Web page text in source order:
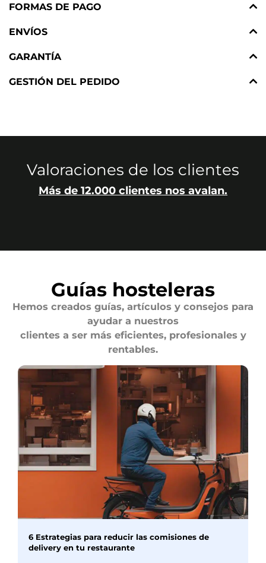
FORMAS DE PAGO
ENVÍOS
GARANTÍA
GESTIÓN DEL PEDIDO
Valoraciones de los clientes
Más de 12.000 clientes nos avalan.
Guías hosteleras
Hemos creados guías, artículos y consejos para
ayudar a nuestros
clientes a ser más eficientes, profesionales y
rentables.
6 Estrategias para reducir las comisiones de
delivery en tu restaurante